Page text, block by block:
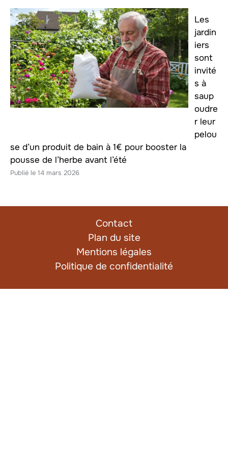
Les
jardin
iers
sont
invité
s à
saup
oudre
r leur
pelou
se d’un produit de bain à 1€ pour booster la
pousse de l’herbe avant l’été
14 mars 2026
Contact
Plan du site
Mentions légales
Politique de confidentialité